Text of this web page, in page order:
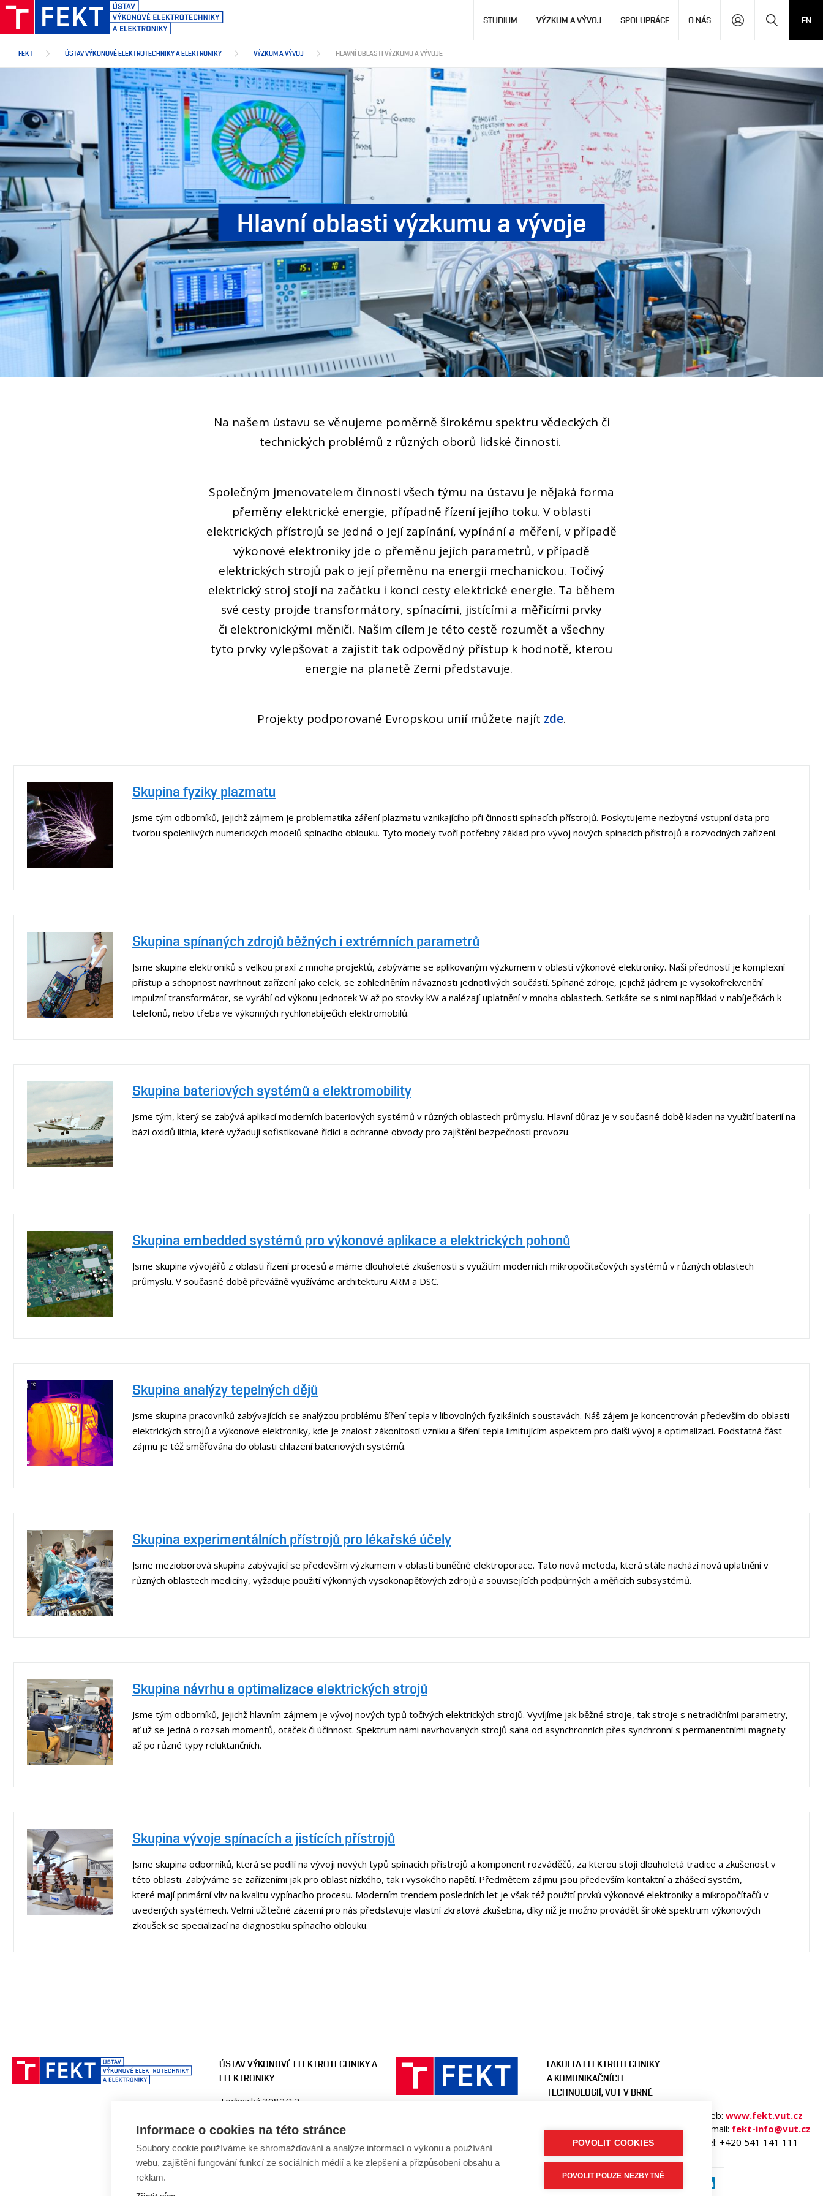
Přejít
hlavnímu
STUDIUM VÝZKUM A VÝVOJ SPOLUPRÁCE O NÁS EN
FEKT ÚSTAV VÝKONOVÉ ELEKTROTECHNIKY A ELEKTRONIKY VÝZKUM A VÝVOJ HLAVNÍ OBLASTI VÝZKUMU A VÝVOJE
Hlavní oblasti výzkumu a vývoje
Na našem ústavu se věnujeme poměrně širokému spektru vědeckých či
technických problémů z různých oborů lidské činnosti.
Společným jmenovatelem činnosti všech týmu na ústavu je nějaká forma
přeměny elektrické energie, případně řízení jejího toku. V oblasti
elektrických přístrojů se jedná o její zapínání, vypínání a měření, v případě
výkonové elektroniky jde o přeměnu jejích parametrů, v případě
elektrických strojů pak o její přeměnu na energii mechanickou. Točivý
elektrický stroj stojí na začátku i konci cesty elektrické energie. Ta během
své cesty projde transformátory, spínacími, jistícími a měřicími prvky
či elektronickými měniči. Našim cílem je této cestě rozumět a všechny
tyto prvky vylepšovat a zajistit tak odpovědný přístup k hodnotě, kterou
energie na planetě Zemi představuje.
Projekty podporované Evropskou unií můžete najít zde.
Skupina fyziky plazmatu
Jsme tým odborníků, jejichž zájmem je problematika záření plazmatu vznikajícího při činnosti spínacích přístrojů. Poskytujeme nezbytná vstupní data pro
tvorbu spolehlivých numerických modelů spínacího oblouku. Tyto modely tvoří potřebný základ pro vývoj nových spínacích přístrojů a rozvodných zařízení.
Skupina spínaných zdrojů běžných i extrémních parametrů
Jsme skupina elektroniků s velkou praxí z mnoha projektů, zabýváme se aplikovaným výzkumem v oblasti výkonové elektroniky. Naší předností je komplexní
přístup a schopnost navrhnout zařízení jako celek, se zohledněním návaznosti jednotlivých součástí. Spínané zdroje, jejichž jádrem je vysokofrekvenční
impulzní transformátor, se vyrábí od výkonu jednotek W až po stovky kW a nalézají uplatnění v mnoha oblastech. Setkáte se s nimi například v nabíječkách k
telefonů, nebo třeba ve výkonných rychlonabíječích elektromobilů.
Skupina bateriových systémů a elektromobility
Jsme tým, který se zabývá aplikací moderních bateriových systémů v různých oblastech průmyslu. Hlavní důraz je v současné době kladen na využití baterií na
bázi oxidů lithia, které vyžadují sofistikované řídicí a ochranné obvody pro zajištění bezpečnosti provozu.
Skupina embedded systémů pro výkonové aplikace a elektrických pohonů
Jsme skupina vývojářů z oblasti řízení procesů a máme dlouholeté zkušenosti s využitím moderních mikropočítačových systémů v různých oblastech
průmyslu. V současné době převážně využíváme architekturu ARM a DSC.
Skupina analýzy tepelných dějů
Jsme skupina pracovníků zabývajících se analýzou problému šíření tepla v libovolných fyzikálních soustavách. Náš zájem je koncentrován především do oblasti
elektrických strojů a výkonové elektroniky, kde je znalost zákonitostí vzniku a šíření tepla limitujícím aspektem pro další vývoj a optimalizaci. Podstatná část
zájmu je též směřována do oblasti chlazení bateriových systémů.
Skupina experimentálních přístrojů pro lékařské účely
Jsme mezioborová skupina zabývající se především výzkumem v oblasti buněčné elektroporace. Tato nová metoda, která stále nachází nová uplatnění v
různých oblastech medicíny, vyžaduje použití výkonných vysokonapěťových zdrojů a souvisejících podpůrných a měřicích subsystémů.
Skupina návrhu a optimalizace elektrických strojů
Jsme tým odborníků, jejichž hlavním zájmem je vývoj nových typů točivých elektrických strojů. Vyvíjíme jak běžné stroje, tak stroje s netradičními parametry,
ať už se jedná o rozsah momentů, otáček či účinnost. Spektrum námi navrhovaných strojů sahá od asynchronních přes synchronní s permanentními magnety
až po různé typy reluktančních.
Skupina vývoje spínacích a jistících přístrojů
Jsme skupina odborníků, která se podílí na vývoji nových typů spínacích přístrojů a komponent rozváděčů, za kterou stojí dlouholetá tradice a zkušenost v
této oblasti. Zabýváme se zařízeními jak pro oblast nízkého, tak i vysokého napětí. Předmětem zájmu jsou především kontaktní a zhášecí systém,
které mají primární vliv na kvalitu vypínacího procesu. Moderním trendem posledních let je však též použití prvků výkonové elektroniky a mikropočítačů v
uvedených systémech. Velmi užitečné zázemí pro nás představuje vlastní zkratová zkušebna, díky níž je možno provádět široké spektrum výkonových
zkoušek se specializací na diagnostiku spínacího oblouku.
ÚSTAV VÝKONOVÉ ELEKTROTECHNIKY A
ELEKTRONIKY
Technická 3082/12
Česká republika
Web:www.uvee.fekt.vut.cz
E-mail:fekt-uvee@vut.cz
FAKULTA ELEKTROTECHNIKY
A KOMUNIKAČNÍCH
TECHNOLOGIÍ, VUT V BRNĚ
616 00 Brno
Česká republika
Web: www.fekt.vut.cz
E-mail: fekt-info@vut.cz
Tel: +420 541 141 111
Informace o cookies na této stránce
Soubory cookie používáme ke shromažďování a analýze informací o výkonu a používání
webu, zajištění fungování funkcí ze sociálních médií a ke zlepšení a přizpůsobení obsahu a
reklam.
POVOLIT COOKIES
POVOLIT POUZE NEZBYTNÉ